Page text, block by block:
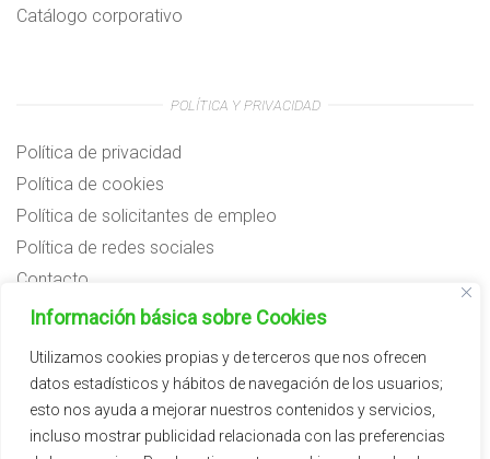
Información básica sobre Cookies
Utilizamos cookies propias y de terceros que nos ofrecen
datos estadísticos y hábitos de navegación de los usuarios;
esto nos ayuda a mejorar nuestros contenidos y servicios,
incluso mostrar publicidad relacionada con las preferencias
Catálogo corporativo
POLÍTICA Y PRIVACIDAD
Política de privacidad
Política de cookies
Política de solicitantes de empleo
Política de redes sociales
Contacto
Preguntas frecuentes
Subvenciones